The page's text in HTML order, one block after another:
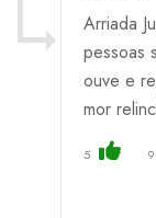
Arriada
pessoas
ouve e
mor
5 9